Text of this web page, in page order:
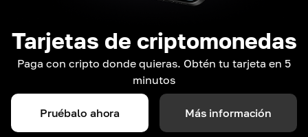
Tarjetas de criptomonedas
Paga con cripto donde quieras. Obtén tu tarjeta en 5
minutos
Pruébalo ahora Más información